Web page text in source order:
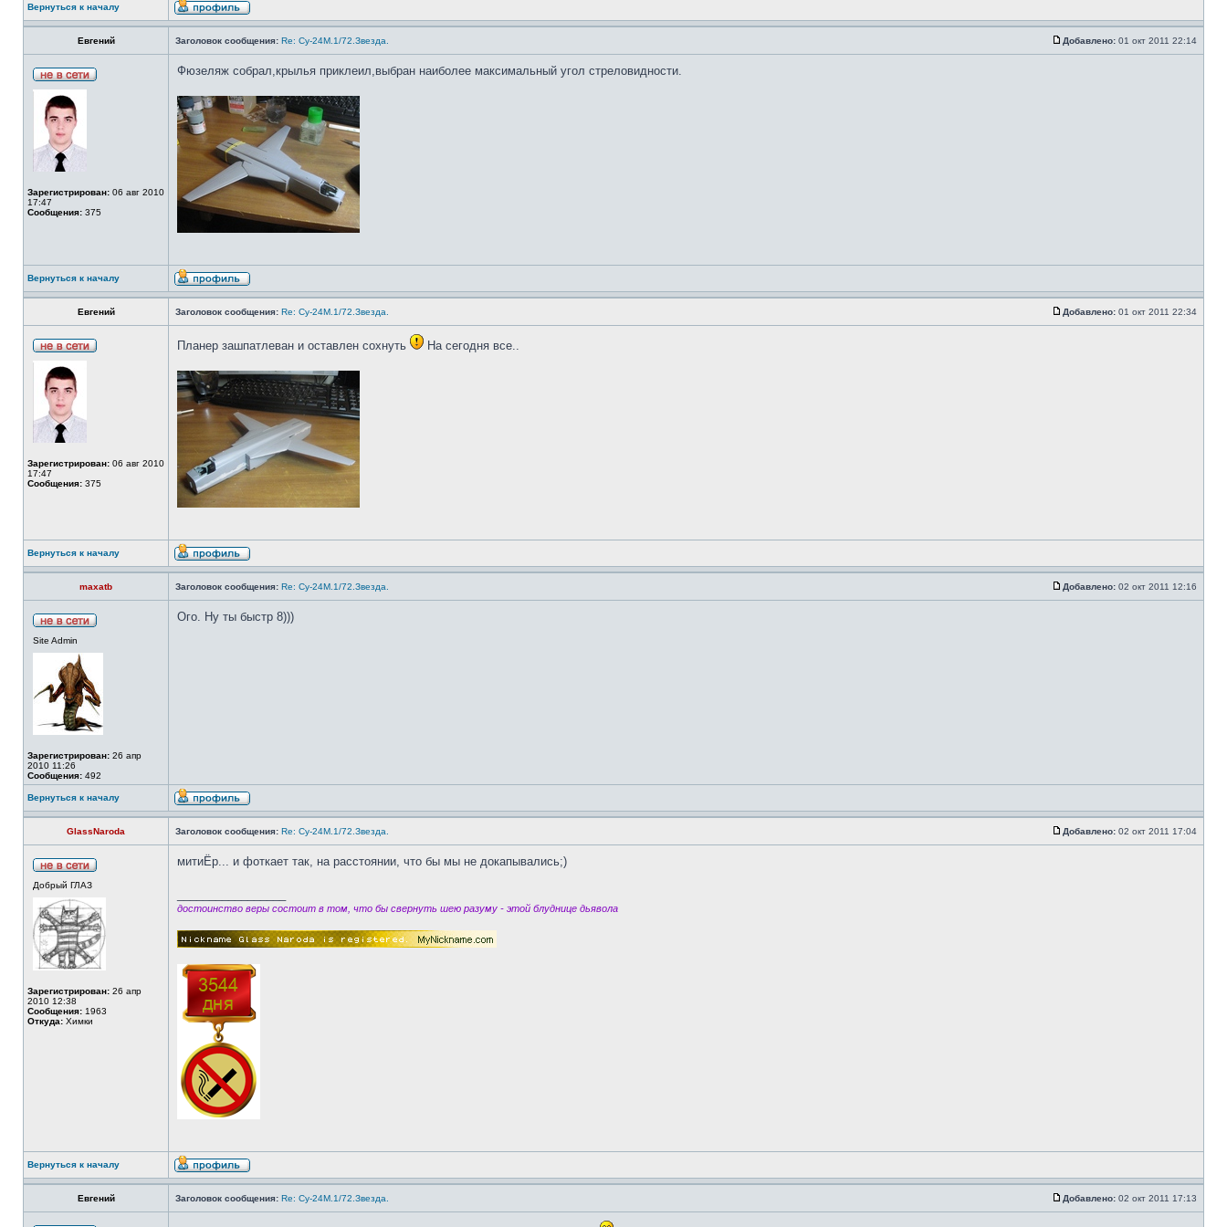
Вернуться к началу
Евгений Заголовок сообщения: Re: Су-24М.1/72.Звезда. Добавлено: 01 окт 2011 22:14
Зарегистрирован: 06 авг 2010
17:47
Сообщения: 375
Фюзеляж собрал,крылья приклеил,выбран наиболее максимальный угол стреловидности.
Вернуться к началу
Евгений Заголовок сообщения: Re: Су-24М.1/72.Звезда. Добавлено: 01 окт 2011 22:34
Зарегистрирован: 06 авг 2010
17:47
Сообщения: 375
Планер зашпатлеван и оставлен сохнуть На сегодня все..
Вернуться к началу
maxatb Заголовок сообщения: Re: Су-24М.1/72.Звезда. Добавлено: 02 окт 2011 12:16
Site Admin
Зарегистрирован: 26 апр
2010 11:26
Сообщения: 492
Ого. Ну ты быстр 8)))
Вернуться к началу
GlassNaroda Заголовок сообщения: Re: Су-24М.1/72.Звезда. Добавлено: 02 окт 2011 17:04
Добрый ГЛАЗ
Зарегистрирован: 26 апр
2010 12:38
Сообщения: 1963
Откуда: Химки
митиЁр... и фоткает так, на расстоянии, что бы мы не докапывались;)
достоинство веры состоит в том, что бы свернуть шею разуму - этой блуднице дьявола
Вернуться к началу
Евгений Заголовок сообщения: Re: Су-24М.1/72.Звезда. Добавлено: 02 окт 2011 17:13